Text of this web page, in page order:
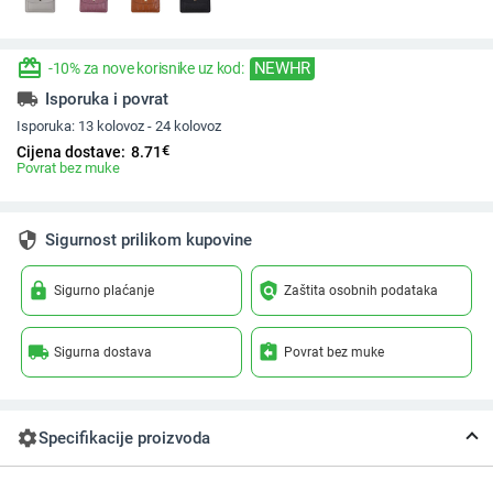
redeem -10% za nove korisnike uz kod: NEWHR
local_shipping Isporuka i povrat
Isporuka: 13 kolovoz - 24 kolovoz
Cijena dostave: 8.71€
Povrat bez muke
security Sigurnost prilikom kupovine
lock Sigurno plaćanje policy Zaštita osobnih podataka
local_shipping Sigurna dostava assignment_return Povrat bez muke
settingsSpecifikacije proizvoda